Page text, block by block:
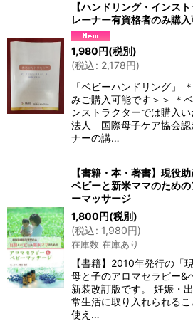
【ハンドリング・インス
レーナー有資格者のみ購
1,980円(税別)
(税込: 2,178円)
「ベビーハンドリング」
みご購入可能です＞＞ ＊
ンストラクターでは購入
法人 国際母子ケア協会認
ナーの講…
【書籍・本・著書】現役
ベビーと新米ママのため
ーマッサージ
1,800円(税別)
(税込: 1,980円)
在庫数 在庫あり
【書籍】2010年発行の「
母と子のアロマセラピー&
新装改訂版です。 妊娠・
常生活に取り入れられる
使え…